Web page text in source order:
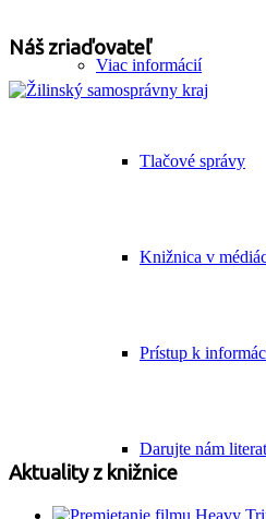
Viac informácií
Tlačové správy
Knižnica v
Prístup k
Darujte nám
Náš zriaďovateľ
Aktuality z knižnice